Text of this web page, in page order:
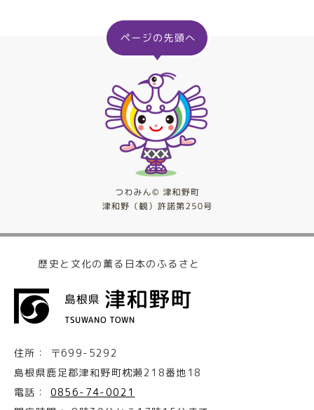
歴史と文化の薫る日本のふるさと
住所：
〒699-5292
島根県鹿足郡津和野町枕瀬218番地18
電話：
0856-74-0021